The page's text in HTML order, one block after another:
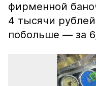
фирменной
4 тысячи
побольше — за